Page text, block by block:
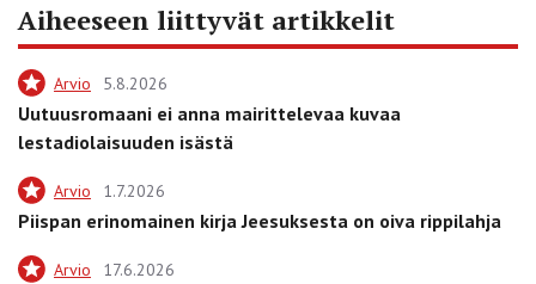
Aiheeseen liittyvät artikkelit
Arvio 5.8.2026
Uutuusromaani ei anna mairittelevaa kuvaa
lestadiolaisuuden isästä
Arvio 1.7.2026
Piispan erinomainen kirja Jeesuksesta on oiva rippilahja
Arvio 17.6.2026